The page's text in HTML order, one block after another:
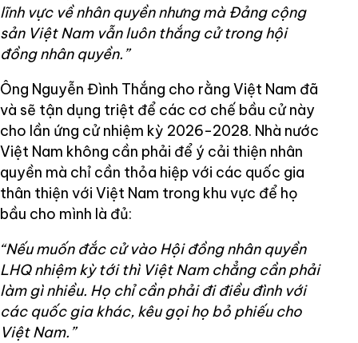
lĩnh vực về nhân quyền nhưng mà Đảng cộng
sản Việt Nam vẫn luôn thắng cử trong hội
đồng nhân quyền.”
Ông Nguyễn Đình Thắng cho rằng Việt Nam đã
và sẽ tận dụng triệt để các cơ chế bầu cử này
cho lần ứng cử nhiệm kỳ 2026-2028. Nhà nước
Việt Nam không cần phải để ý cải thiện nhân
quyền mà chỉ cần thỏa hiệp với các quốc gia
thân thiện với Việt Nam trong khu vực để họ
bầu cho mình là đủ:
“Nếu muốn đắc cử vào Hội đồng nhân quyền
LHQ nhiệm kỳ tới thì Việt Nam chẳng cần phải
làm gì nhiều. Họ chỉ cần phải đi điều đình với
các quốc gia khác, kêu gọi họ bỏ phiếu cho
Việt Nam.”